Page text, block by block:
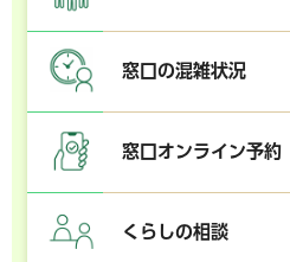
窓口の混雑状況
窓口オンライン予約
くらしの相談